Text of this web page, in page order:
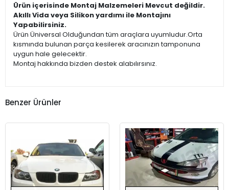
Ürün içerisinde Montaj Malzemeleri Mevcut değildir.
Akıllı Vida veya Silikon yardımı ile Montajını
Yapabilirsiniz.
Ürün Üniversal Olduğundan tüm araçlara uyumludur.Orta
kısmında bulunan parça kesilerek aracınızın tamponuna
uygun hale gelecektir.
Montaj hakkında bizden destek alabılırsınız.
Benzer Ürünler